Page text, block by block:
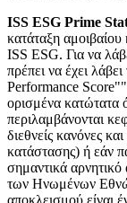
ISS ESG Prime
κατάταξη
ISS ESG. Για να
πρέπει να έχει
Performance Score""
ορισμένα κατώτατα
περιλαμβάνονται
διεθνείς κανόνες
κατάστασης) ή εάν
σημαντικά αρνητικό
των Ηνωμένων
αποκλεισμού είναι